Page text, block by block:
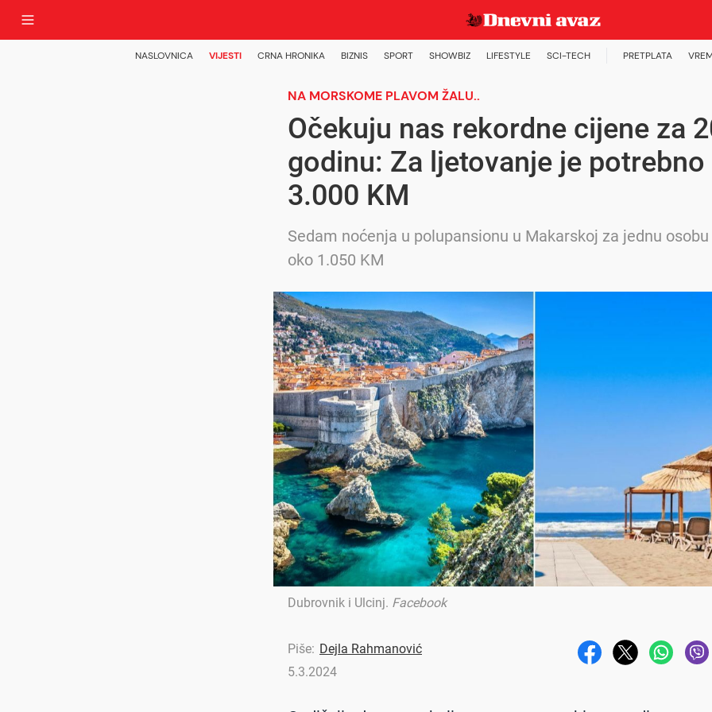
NASLOVNICA VIJESTI CRNA HRONIKA BIZNIS SPORT SHOWBIZ LIFESTYLE SCI-TECH PRETPLATA
NA MORSKOME PLAVOM ŽALU..
Očekuju nas rekordne cijene za
godinu: Za ljetovanje je potrebno
3.000 KM
Sedam noćenja u polupansionu u Makarskoj za jednu
oko 1.050 KM
Dubrovnik i Ulcinj. Facebook
Piše: Dejla Rahmanović
5.3.2024